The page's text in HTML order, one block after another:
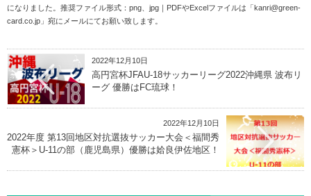
になりました。推奨ファイル形式：png、jpg｜PDFやExcelファイルは「kanri@green-
card.co.jp 」宛にメールにてお願い致します。
2022年12月10日
高円宮杯JFAU-18サッカーリーグ2022沖縄県 波布リ
ーグ 優勝はFC琉球！
2022年12月10日
2022年度 第13回地区対抗選抜サッカー大会＜福間秀
憲杯＞U-11の部（鹿児島県）優勝は姶良伊佐地区！